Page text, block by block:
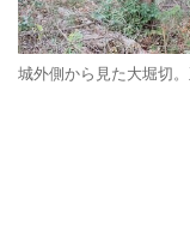
城外側から見た大堀切